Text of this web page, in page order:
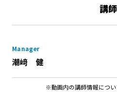
講師
Manager
潮﨑 健
※動画内の講師情報につい